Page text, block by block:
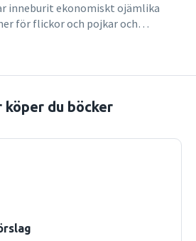
inneburit ekonomiskt ojämlika
för flickor och pojkar och
innehåll och syfte. Förändringar
skett under lång tid och varit
inslagen i utbildningen
och politiska beslut om kvinnors
behandlas här ur
på nationell nivå
i Lund. Boken vänder sig främst
men också till andra med intresse
historiskt perspektiv.
köper du böcker